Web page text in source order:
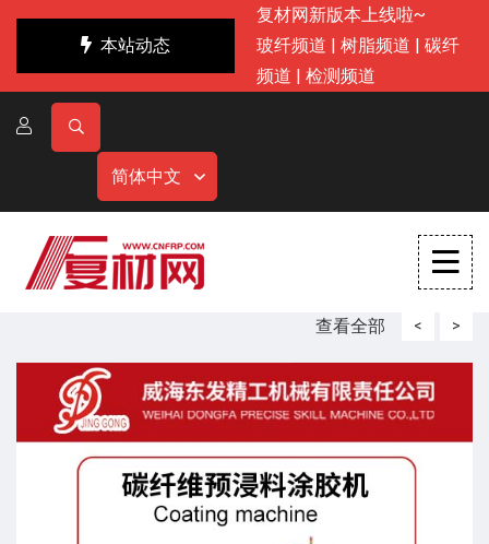
本站动态
复材网新版本上线啦~
玻纤频道 | 树脂频道 | 碳纤
频道 | 检测频道
简体中文
查看全部 < >